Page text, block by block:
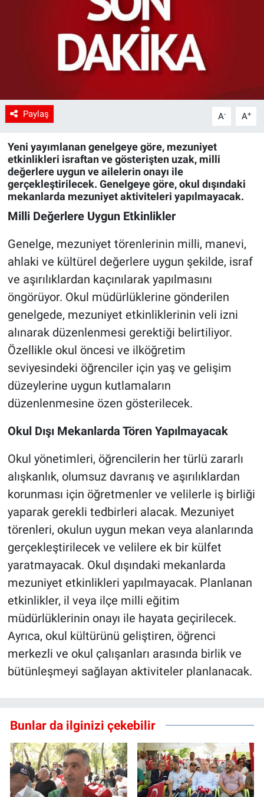
Paylaş A- A+
Yeni yayımlanan genelgeye göre, mezuniyet
etkinlikleri israftan ve gösterişten uzak, milli
değerlere uygun ve ailelerin onayı ile
gerçekleştirilecek. Genelgeye göre, okul dışındaki
mekanlarda mezuniyet aktiviteleri yapılmayacak.
Milli Değerlere Uygun Etkinlikler
Genelge, mezuniyet törenlerinin milli, manevi,
ahlaki ve kültürel değerlere uygun şekilde, israf
ve aşırılıklardan kaçınılarak yapılmasını
öngörüyor. Okul müdürlüklerine gönderilen
genelgede, mezuniyet etkinliklerinin veli izni
alınarak düzenlenmesi gerektiği belirtiliyor.
Özellikle okul öncesi ve ilköğretim
seviyesindeki öğrenciler için yaş ve gelişim
düzeylerine uygun kutlamaların
düzenlenmesine özen gösterilecek.
Okul Dışı Mekanlarda Tören Yapılmayacak
Okul yönetimleri, öğrencilerin her türlü zararlı
alışkanlık, olumsuz davranış ve aşırılıklardan
korunması için öğretmenler ve velilerle iş birliği
yaparak gerekli tedbirleri alacak. Mezuniyet
törenleri, okulun uygun mekan veya alanlarında
gerçekleştirilecek ve velilere ek bir külfet
yaratmayacak. Okul dışındaki mekanlarda
mezuniyet etkinlikleri yapılmayacak. Planlanan
etkinlikler, il veya ilçe milli eğitim
müdürlüklerinin onayı ile hayata geçirilecek.
Ayrıca, okul kültürünü geliştiren, öğrenci
merkezli ve okul çalışanları arasında birlik ve
bütünleşmeyi sağlayan aktiviteler planlanacak.
Bunlar da ilginizi çekebilir